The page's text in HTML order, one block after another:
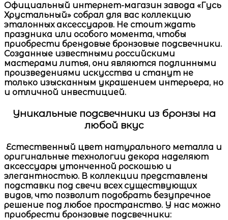
Официальный интернет-магазин завода «Гусь
Хрустальный» собрал для вас коллекцию
эталонных аксессуаров. Не стоит ждать
праздника или особого момента, чтобы
приобрести брендовые бронзовые подсвечники.
Созданные известными российскими
мастерами литья, они являются подлинными
произведениями искусства и станут не
только изысканным украшением интерьера, но
и отличной инвестицией.
Уникальные подсвечники из бронзы на
любой вкус
Естественный цвет натурального металла и
оригинальные технологии декора наделяют
аксессуары утонченной роскошью и
элегантностью. В коллекции представлены
подставки под свечи всех существующих
видов, что позволит подобрать безупречное
решение под любое пространство. У нас можно
приобрести бронзовые подсвечники: